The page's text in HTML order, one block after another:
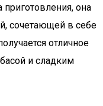
приготовления, она
сочетающей в себе
отличное
и сладким